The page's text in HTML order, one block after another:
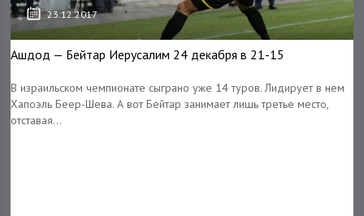
23.12.2017
Ашдод — Бейтар Иерусалим 24 декабря в 21-15
В израильском чемпионате сыграно уже 14 туров. Лидирует в нем
Хапоэль Беер-Шева. А вот Бейтар занимает лишь третье место,
отставая...